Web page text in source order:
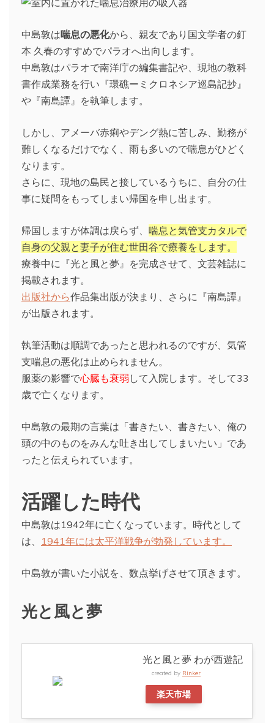
中島敦は喘息の悪化から、親友であり国文学者の釘
本 久春のすすめでパラオへ出向します。
中島敦はパラオで南洋庁の編集書記や、現地の教科
書作成業務を行い『環礁ーミクロネシア巡島記抄』
や『南島譚』を執筆します。
しかし、アメーバ赤痢やデング熱に苦しみ、勤務が
難しくなるだけでなく、雨も多いので喘息がひどく
なります。
さらに、現地の島民と接しているうちに、自分の仕
事に疑問をもってしまい帰国を申し出ます。
帰国しますが体調は戻らず、 喘息と気管支カタルで
自身の父親と妻子が住む世田谷で療養をします。
療養中に『光と風と夢』を完成させて、文芸雑誌に
掲載されます。
出版社から作品集出版が決まり、さらに『南島譚』
が出版されます。
執筆活動は順調であったと思われるのですが、気管
支喘息の悪化は止められません。
服薬の影響で心臓も衰弱 して入院します。そして33
歳で亡くなります。
中島敦の最期の言葉は「書きたい、書きたい、俺の
頭の中のものをみんな吐き出してしまいたい」であ
ったと伝えられています。
活躍した時代
中島敦は1942年に亡くなっています。時代として
は、 1941年には太平洋戦争が勃発しています。
中島敦が書いた小説を、数点挙げさせて頂きます。
光と風と夢
光と風と夢 わが西遊記
created by Rinker
楽天市場